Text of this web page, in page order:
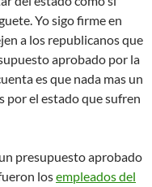
Yo sigo firme en
a los republicanos que
aprobado por la
es que nada mas un
por el estado que sufren
presupuesto aprobado
losempleados del